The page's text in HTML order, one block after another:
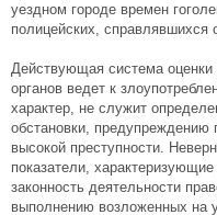
уездном городе времен
полицейских,
Действующая система оценки
органов ведет к
характер, не служит
обстановки, предупреждению
высокой преступности.
показатели,
законность деятельности
выполнению возложенных на